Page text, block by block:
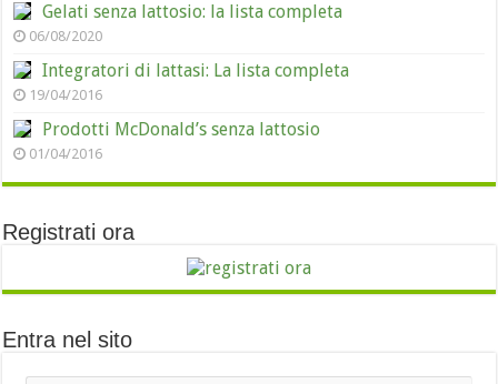
Gelati senza lattosio: la lista completa
06/08/2020
Integratori di lattasi: La lista completa
19/04/2016
Prodotti McDonald’s senza lattosio
01/04/2016
Registrati ora
Entra nel sito